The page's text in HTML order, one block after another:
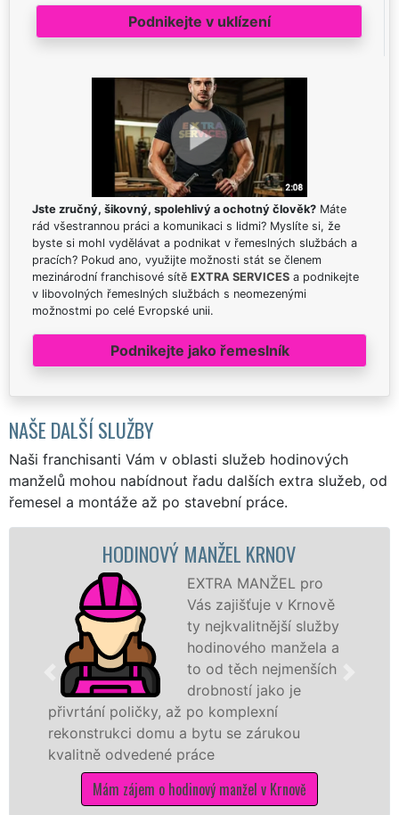
Podnikejte v uklízení
Jste zručný, šikovný, spolehlivý a ochotný člověk? Máte
rád všestrannou práci a komunikaci s lidmi? Myslíte si, že
byste si mohl vydělávat a podnikat v řemeslných službách a
pracích? Pokud ano, využijte možnosti stát se členem
mezinárodní franchisové sítě EXTRA SERVICES a podnikejte
v libovolných řemeslných službách s neomezenými
možnostmi po celé Evropské unii.
Podnikejte jako řemeslník
NAŠE DALŠÍ SLUŽBY
Naši franchisanti Vám v oblasti služeb hodinových
manželů mohou nabídnout řadu dalších extra služeb, od
řemesel a montáže až po stavební práce.
HODINOVÝ MANŽEL KRNOV
EXTRA MANŽEL pro
Vás zajišťuje v Krnově
ty nejkvalitnější služby
hodinového manžela a
to od těch nejmenších
drobností jako je
přivrtání poličky, až po komplexní
rekonstrukci domu a bytu se zárukou
kvalitně odvedené práce
Mám zájem o hodinový manžel v Krnově